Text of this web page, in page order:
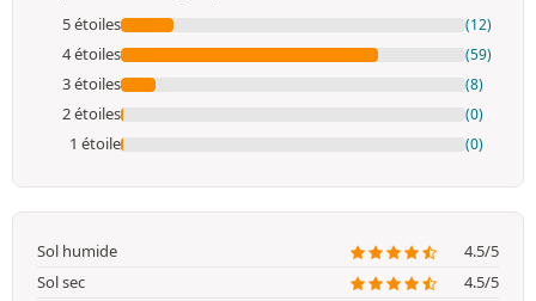
5 étoiles (12)
4 étoiles (59)
3 étoiles (8)
2 étoiles (0)
1 étoile (0)
Sol humide
4.5/5
Sol sec
4.5/5